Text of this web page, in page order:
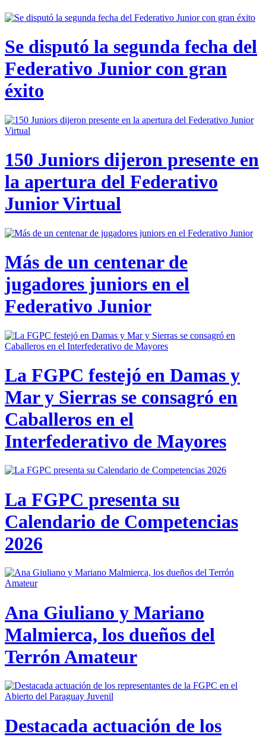
Se disputó la segunda fecha del
Federativo Junior con gran
éxito
150 Juniors dijeron presente en
la apertura del Federativo
Junior Virtual
Más de un centenar de
jugadores juniors en el
Federativo Junior
La FGPC festejó en Damas y
Mar y Sierras se consagró en
Caballeros en el
Interfederativo de Mayores
La FGPC presenta su
Calendario de Competencias
2026
Ana Giuliano y Mariano
Malmierca, los dueños del
Terrón Amateur
Destacada actuación de los